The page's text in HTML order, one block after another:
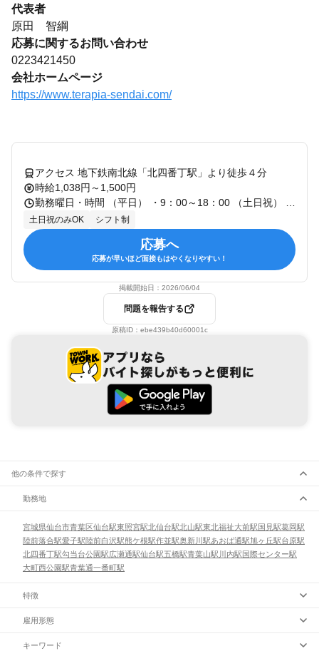
代表者
原田 智綱
応募に関するお問い合わせ
0223421450
会社ホームページ
https://www.terapia-sendai.com/
アクセス 地下鉄南北線「北四番丁駅」より徒歩４分
時給1,038円～1,500円
土日祝のみOK シフト制
応募へ
応募が早いほど面接もはやくなりやすい！
掲載開始日： 2026/06/04
問題を報告する
原稿ID： ebe439b40d60001c
他の条件で探す
勤務地
宮城県仙台市青葉区仙台駅東照宮駅北仙台駅北山駅東北福祉大前駅 国見駅葛岡駅
陸前落合駅愛子駅陸前白沢駅熊ケ根駅作並駅奥新川駅あおば通駅旭ヶ丘駅台原駅
北四番丁駅勾当台公園駅広瀬通駅仙台駅五橋駅青葉山駅 川内駅 国際センター駅
大町西公園駅青葉通一番町駅
特徴
雇用形態
キーワード